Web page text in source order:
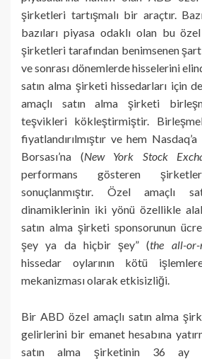
şirketleri tartışmalı bir araçtır.
bazıları piyasa odaklı olan bu
şirketleri tarafından benimsenen
ve sonrası dönemlerde hisselerini
satın alma şirketi hissedarları için
amaçlı satın alma şirketi
teşvikleri kökleştirmiştir.
fiyatlandırılmıştır ve hem
Borsası’na (New York Stock
performans gösteren
sonuçlanmıştır. Özel amaçlı
dinamiklerinin iki yönü özellikle
satın alma şirketi sponsorunun
şey ya da hiçbir şey” (the all-or-
hissedar oylarının kötü
mekanizması olarak etkisizliği.
Bir ABD özel amaçlı satın alma
gelirlerini bir emanet hesabına
satın alma şirketinin 36 ay